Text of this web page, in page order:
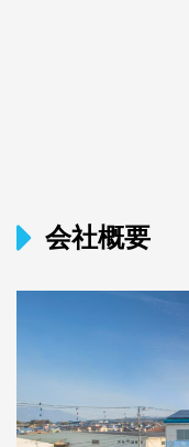
会社概要